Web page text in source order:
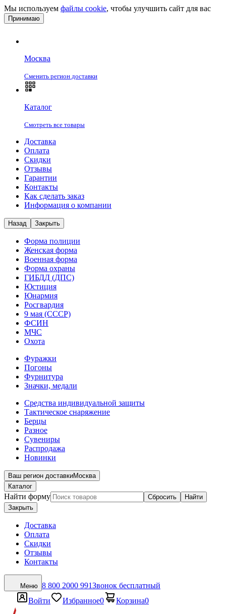
Мы используем файлы cookie, чтобы улучшить сайт для вас
Принимаю
Москва
Сменить регион доставки
Каталог
Смотреть все товары
Доставка
Оплата
Скидки
Отзывы
Гарантии
Контакты
Как сделать заказ
Информация о компании
Назад Закрыть
Форма полиции
Женская форма
Военная форма
Форма охраны
ГИБДД (ДПС)
Юстиция
Юнармия
Росгвардия
9 мая (СССР)
ФСИН
МЧС
Охота
Фуражки
Погоны
Фурнитура
Значки, медали
Средства индивидуальной защиты
Тактическое снаряжение
Берцы
Разное
Сувениры
Распродажа
Новинки
Ваш регион доставкиМосква
Каталог
Найти форму Сбросить
Найти
Закрыть
Доставка
Оплата
Скидки
Отзывы
Контакты
Меню 8 800 2000 991Звонок бесплатный
Войти
Избранное0 Корзина0